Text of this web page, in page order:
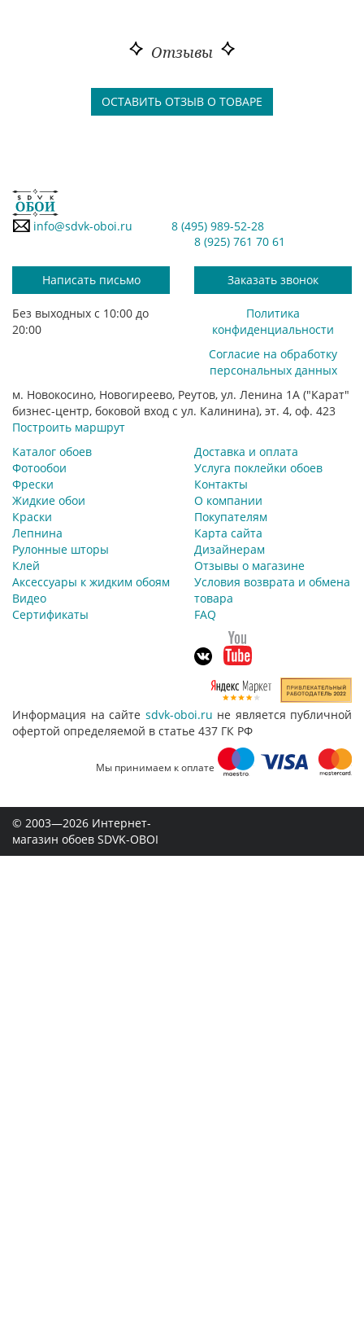
Отзывы
ОСТАВИТЬ ОТЗЫВ О ТОВАРЕ
info@sdvk-oboi.ru
8 (495) 989-52-28
8 (925) 761 70 61
Написать письмо Заказать звонок
Без выходных с 10:00 до
20:00
Политика
конфиденциальности
Согласие на обработку
персональных данных
м. Новокосино, Новогиреево, Реутов, ул. Ленина 1А ("Карат"
бизнес-центр, боковой вход с ул. Калинина), эт. 4, оф. 423
Построить маршрут
Каталог обоев
Фотообои
Фрески
Жидкие обои
Краски
Лепнина
Рулонные шторы
Клей
Аксессуары к жидким обоям
Видео
Сертификаты
Доставка и оплата
Услуга поклейки обоев
Контакты
О компании
Покупателям
Карта сайта
Дизайнерам
Отзывы о магазине
Условия возврата и обмена
товара
FAQ
Информация на сайте sdvk-oboi.ru не является публичной
офертой определяемой в статье 437 ГК РФ
Мы принимаем к оплате
© 2003—2026 Интернет-
магазин обоев SDVK-OBOI